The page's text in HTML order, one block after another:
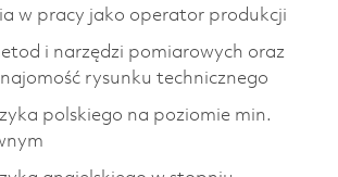
w pracy jako operator produkcji
i narzędzi pomiarowych oraz
rysunku technicznego
polskiego na poziomie min.